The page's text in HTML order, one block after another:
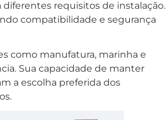
requisitos de instalação.
compatibilidade e segurança
como manufatura, marinha e
Sua capacidade de manter
a escolha preferida dos